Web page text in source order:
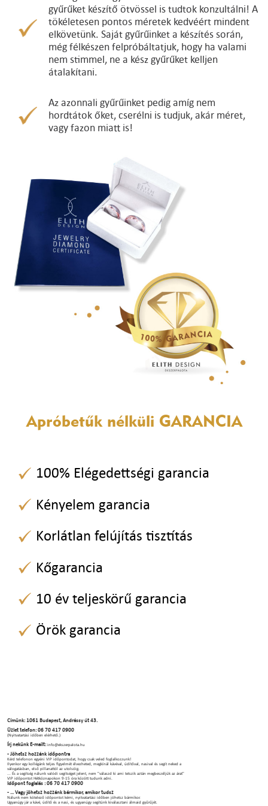
gyűrűket készítő ötvössel is tudtok konzultálni! A
tökéletesen pontos méretek kedvéért mindent
elkövetünk. Saját gyűrűinket a készítés során,
még félkészen felpróbáltatjuk, hogy ha valami
nem stimmel, ne a kész gyűrűket kelljen
átalakítani.
Az azonnali gyűrűinket pedig amíg nem
hordtátok őket, cserélni is tudjuk, akár méret,
vagy fazon miatt is!
Apróbetűk nélküli GARANCIA
100% Elégedettségi garancia
Kényelem garancia
Korlátlan felújítás tisztítás
Kőgarancia
10 év teljeskörű garancia
Örök garancia
Címünk: 1061 Budapest, Andrássy út 43.
Üzlet telefon: 06 70 417 0900
(Nyitvatartási időben elérhető.)
Írj nekünk E-mailt:info@ekszerpalota.hu
- Jöhetsz hozzánk időpontra
Kérd telefonon egyéni VIP időpontodat, hogy csak veled foglalkozzunk!
Ilyenkor egy kollégánk teljes figyelmét élvezheted, megkínál kávéval, üdítőval, nasival és segít neked a
válogatásban, első pillanattól az utolsóig.
... És a segítség nálunk valódi segítséget jelent, nem "válaszd ki ami tetszik aztán megbeszéljük az árat"
VIP időpontot Hétköznapokon 9-15 óra között tudunk adni.
Időpont foglalás : 06 70 417 0900
- ... Vagy jöhetsz hozzánk bármikor, amikor tudsz
Nálunk nem kötelező időpontot kérni, nyitvatartási időben jöhetsz bármikor.
Ugyanúgy jár a kávé, üdítő és a nasi, és ugyanúgy segítünk kiválasztani álmaid gyűrűjét.